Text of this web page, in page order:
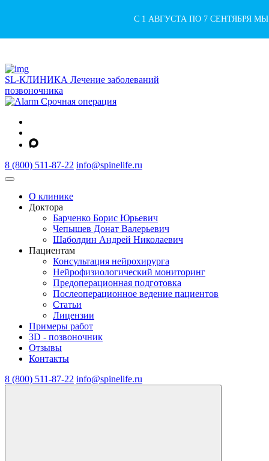
С 1 АВГУСТА ПО 7 СЕНТЯБРЯ
SL-КЛИНИКА Лечение заболеваний
позвоночника
Срочная операция
8 (800) 511-87-22 info@spinelife.ru
О клинике
Доктора
Барченко Борис Юрьевич
Чепышев Донат Валерьевич
Шаболдин Андрей Николаевич
Пациентам
Консультация нейрохирурга
Нейрофизиологический мониторинг
Предоперационная подготовка
Послеоперационное ведение пациентов
Статьи
Лицензии
Примеры работ
3D - позвоночник
Отзывы
Контакты
8 (800) 511-87-22 info@spinelife.ru